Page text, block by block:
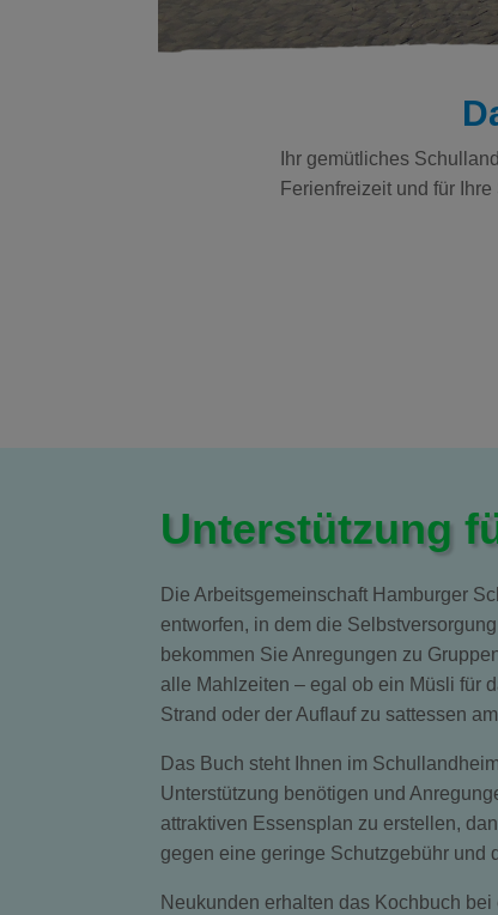
Ihr gemütliches
Ferienfreizeit und für
Unterstützung
Die Arbeitsgemeinschaft Hamburger
entworfen, in dem die
bekommen Sie Anregungen zu
alle Mahlzeiten – egal ob ein Müsli für
Strand oder der Auflauf zu sattessen
Das Buch steht Ihnen im
Unterstützung benötigen und
attraktiven Essensplan zu erstellen,
gegen eine geringe Schutzgebühr und
Neukunden erhalten das Kochbuch